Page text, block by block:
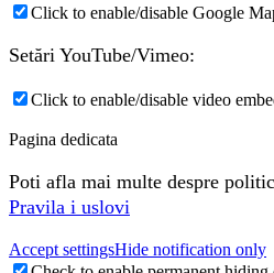
Click to enable/disable Google
Setări YouTube/Vimeo:
Click to enable/disable video
Pagina dedicata
Poti afla mai multe despre
Pravila i uslovi
Accept settingsHide notification only